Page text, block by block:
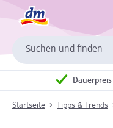
Suchen und finden
Startseite Tipps & Trends